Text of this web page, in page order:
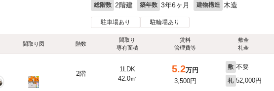
総階数 2階建 築年数 3年6ヶ月 建物構造 木造
駐車場あり 駐輪場あり
間取り図 階数
間取り
専有面積
賃料
管理費等
敷金
礼金
2階
1LDK
42.0㎡
5.2万円
3,500円
敷 不要
礼 52,000円